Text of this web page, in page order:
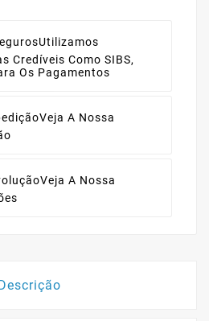
Utilizamos
Credíveis Como SIBS,
Os Pagamentos
Veja A Nossa
Veja A Nossa
Descrição